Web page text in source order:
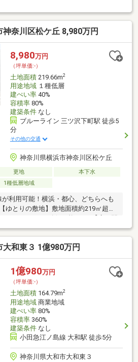
売ではありません・お好きなハウスメ
建物プラン例有、詳細はお問い合わ
水対応エリア▼周辺環境・サミット
210m)・横浜市立平沼小学校 徒歩10
探しをお手伝いします
ご相談はお気軽にお問い合わせく
奈川区松ケ丘 8,980万円
8,980万円
（坪単価:-）
土地面積219.66m2
用途地域１種低層
建ぺい率40%
容積率80%
建築条件なし
ブルーライン 三ツ沢下町駅 徒歩5
分
その他の交通
神奈川県横浜市神奈川区松ケ丘
更地
本下水
1種低層地域
が利用可能！横浜・都心、どちらへも
ゆとりの敷地】敷地面積約219㎡超！
お車をスムーズに出し入れできま
層住居専用地域に位置し、落ち着い
辺環境】徒歩圏内にスーパーや郵便
設が揃っています♪【自由な設計】建
メーカーでこだわりを形にできま
す♪お気軽にお問い合わせください！～
和東３ 1億980万円
1億980万円
（坪単価:-）
土地面積164.79m2
用途地域商業地域
建ぺい率80%
容積率360%
建築条件なし
小田急江ノ島線 大和駅 徒歩5分
神奈川県大和市大和東３